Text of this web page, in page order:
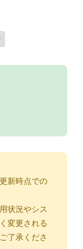
新時点での
状況やシス
変更される
了承くださ